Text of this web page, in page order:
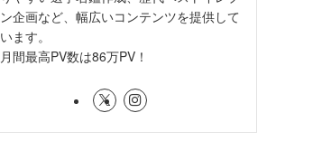
ン企画など、幅広いコンテンツを提供して
います。
月間最高PV数は86万PV！